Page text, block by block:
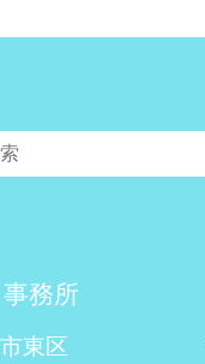
務所
東区